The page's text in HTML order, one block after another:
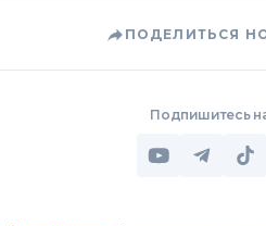
ПОДЕЛИТЬСЯ
Подпишитесь